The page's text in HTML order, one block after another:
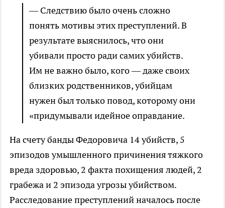
— Следствию было очень сложно
понять мотивы этих преступлений. В
результате выяснилось, что они
убивали просто ради самих убийств.
Им не важно было, кого — даже своих
близких родственников, убийцам
нужен был только повод, которому они
«придумывали идейное оправдание.
На счету банды Федоровича 14 убийств, 5
эпизодов умышленного причинения тяжкого
вреда здоровью, 2 факта похищения людей, 2
грабежа и 2 эпизода угрозы убийством.
Расследование преступлений началось после